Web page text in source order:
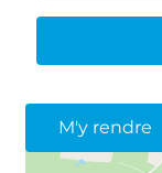
M'y rendre